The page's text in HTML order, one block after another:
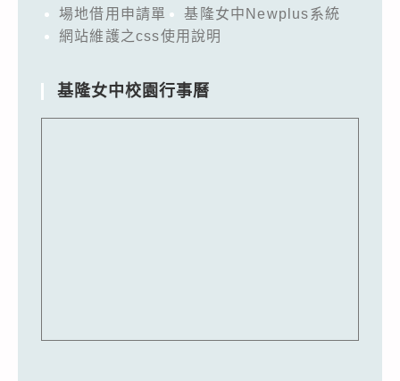
場地借用申請單
基隆女中Newplus系統
網站維護之css使用說明
基隆女中校園行事曆